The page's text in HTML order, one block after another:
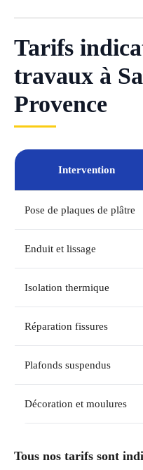
Tarifs
travaux à
Provence
Intervention
Pose de plaques de plâtre
Enduit et lissage
Isolation thermique
Réparation fissures
Plafonds suspendus
Décoration et moulures
Tous nos tarifs sont